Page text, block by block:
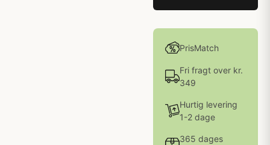
PrisMatch
Fri fragt over kr.
349
Hurtig levering
1-2 dage
365 dages